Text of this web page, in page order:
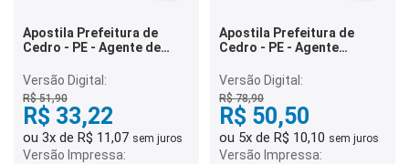
Apostila Prefeitura de
Cedro - PE - Agente de
Versão Digital:
R$ 51,90
R$ 33,22
ou 3x de R$ 11,07 sem juros
Versão Impressa:
Apostila Prefeitura de
Cedro - PE - Agente
Versão Digital:
R$ 78,90
R$ 50,50
ou 5x de R$ 10,10 sem juros
Versão Impressa: